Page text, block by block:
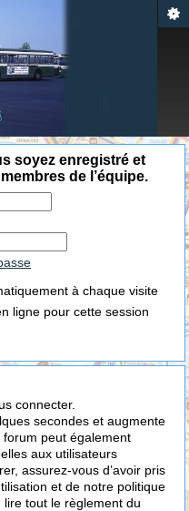
soyez enregistré et
de l’équipe.
à chaque visite
ligne pour cette session
connecter.
secondes et augmente
forum peut également
aux utilisateurs
assurez-vous d’avoir pris
et de notre politique
tout le règlement du